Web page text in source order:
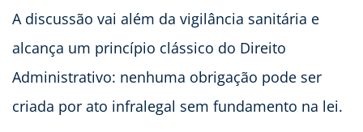
A discussão vai além da vigilância sanitária e
alcança um princípio clássico do Direito
Administrativo: nenhuma obrigação pode ser
criada por ato infralegal sem fundamento na lei.